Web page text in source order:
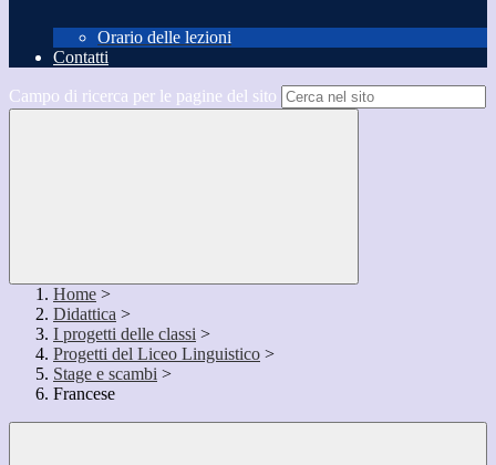
Orario delle lezioni
Contatti
Campo di ricerca per le pagine del sito
Home >
Didattica >
I progetti delle classi >
Progetti del Liceo Linguistico >
Stage e scambi >
Francese